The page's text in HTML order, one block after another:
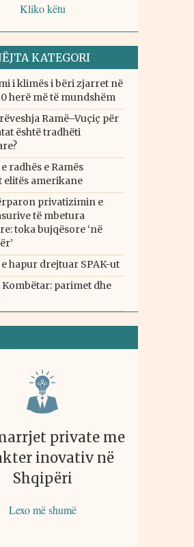
Kliko këtu
KATEGORI
i klimës i bëri zjarret në
herë më të mundshëm
Ramë–Vuçiç për
është tradhëti
radhës e Ramës
amerikane
privatizimin e
të mbetura
toka bujqësore ‘në
hapur drejtuar SPAK-ut
parimet dhe
private me
inovativ në
Shqipëri
Lexo më shumë